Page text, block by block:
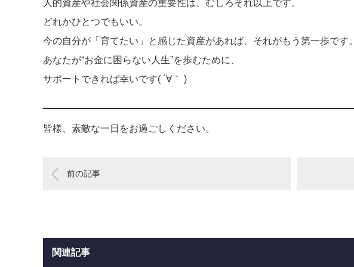
人的資産や社会関係資産の重要性は、むしろそれ以上です。
どれかひとつでもいい。
今の自分が「育てたい」と感じた資産があれば、それがもう第一歩です。
あなたが“お金に困らない人生”を歩むために、
サポートできれば幸いです( ´∀｀ )
皆様、素敵な一日をお過ごしください。
前の記事
関連記事